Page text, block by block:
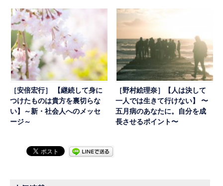
［安倍宏行］ 【継続して身に
つけたものは貴方を裏切らな
い】～新・社会人へのメッセ
ージ～
［野村絵理奈］【人は決して
一人では生きて行けない】 〜
五月病のあなたに。自分を成
長させるポイント〜